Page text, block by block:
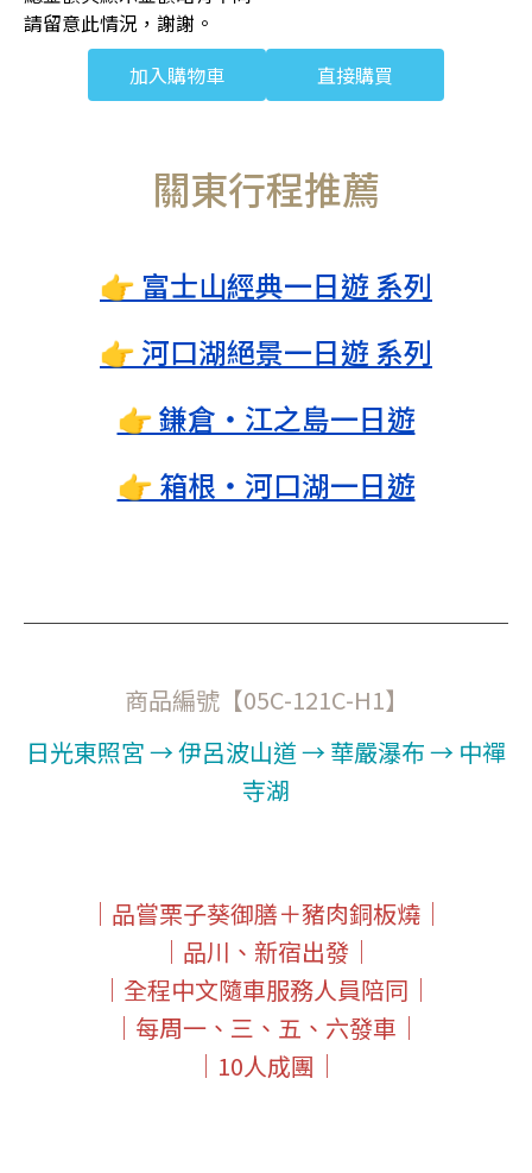
請留意此情況，謝謝。
加入購物車
直接購買
關東行程推薦
👉 富士山經典一日遊 系列
👉 河口湖絕景一日遊 系列
👉 鎌倉・江之島一日遊
👉 箱根・河口湖一日遊
商品編號【05C-121C-H1】
日光東照宮 → 伊呂波山道 → 華嚴瀑布 → 中禪
寺湖
｜品嘗栗子葵御膳＋豬肉銅板燒｜
｜品川、新宿出發｜
｜全程中文隨車服務人員陪同｜
｜每周一、三、五、六發車｜
｜10人成團｜